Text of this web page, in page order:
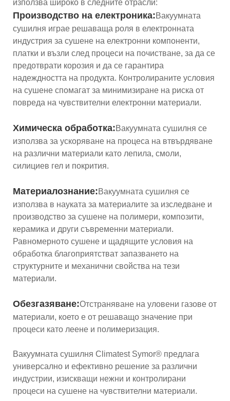
използва широко в следните отрасли:
Производство на електроника:Вакуумната
сушилня играе решаваща роля в електронната
индустрия за сушене на електронни компоненти,
платки и възли след процеси на почистване, за да се
предотврати корозия и да се гарантира
надеждността на продукта. Контролираните условия
на сушене спомагат за минимизиране на риска от
повреда на чувствителни електронни материали.
Химическа обработка:Вакуумната сушилня се
използва за ускоряване на процеса на втвърдяване
на различни материали като лепила, смоли,
силициев гел и покрития.
Материалознание:Вакуумната сушилня се
използва в науката за материалите за изследване и
производство за сушене на полимери, композити,
керамика и други съвременни материали.
Равномерното сушене и щадящите условия на
обработка благоприятстват запазването на
структурните и механични свойства на тези
материали.
Обезгазяване:Отстраняване на уловени газове от
материали, което е от решаващо значение при
процеси като леене и полимеризация.
Вакуумната сушилня Climatest Symor® предлага
универсално и ефективно решение за различни
индустрии, изискващи нежни и контролирани
процеси на сушене на чувствителни материали.